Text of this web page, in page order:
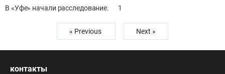
В «Уфе» начали расследование. 1
« Previous Next »
контакты